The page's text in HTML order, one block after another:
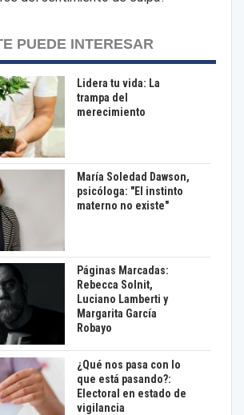
PUEDE INTERESAR
Lidera tu vida: La
trampa del
merecimiento
María Soledad Dawson,
psicóloga: "El instinto
materno no existe"
Páginas Marcadas:
Rebecca Solnit,
Luciano Lamberti y
Margarita García
Robayo
¿Qué nos pasa con lo
que está pasando?:
Electoral en estado de
vigilancia